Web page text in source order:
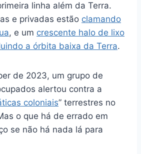
linha além da Terra.
e privadas estão clamando
, e um crescente halo de lixo
a órbita baixa da Terra.
de 2023, um grupo de
alertou contra a
coloniais” terrestres no
o que há de errado em
se não há nada lá para